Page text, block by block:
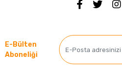
E-Bülten
Aboneliği